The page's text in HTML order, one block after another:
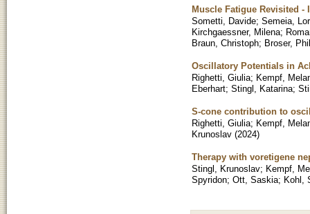
Muscle Fatigue Revisited -
Sometti, Davide; Semeia,
Kirchgaessner, Milena;
Braun, Christoph; Broser,
Oscillatory Potentials in
Righetti, Giulia; Kempf,
Eberhart; Stingl, Katarina;
S-cone contribution to
Righetti, Giulia; Kempf,
Krunoslav (2024)
Therapy with voretigene
Stingl, Krunoslav; Kempf,
Spyridon; Ott, Saskia; Kohl,